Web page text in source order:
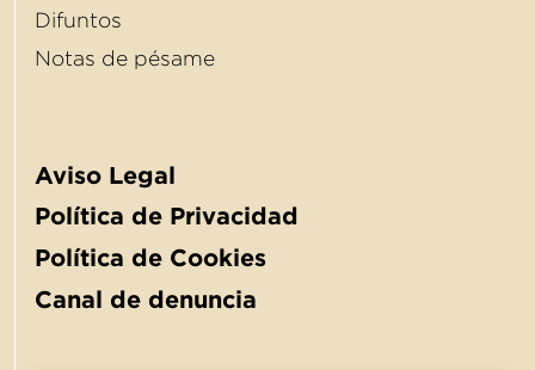
Difuntos
Notas de pésame
Aviso Legal
Política de Privacidad
Política de Cookies
Canal de denuncia